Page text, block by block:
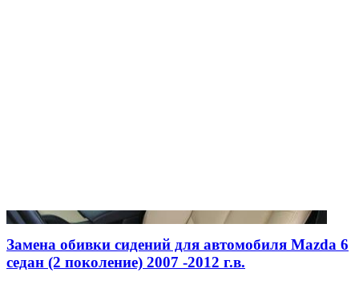
Замена обивки сидений для автомобиля Mazda 6
седан (2 поколение) 2007 -2012 г.в.